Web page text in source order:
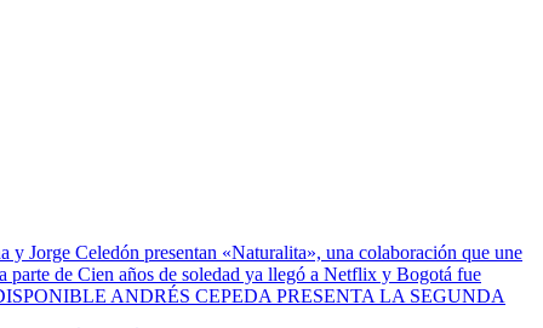
y Jorge Celedón presentan «Naturalita», una colaboración que une
parte de Cien años de soledad ya llegó a Netflix y Bogotá fue
ANDRÉS CEPEDA PRESENTA LA SEGUNDA